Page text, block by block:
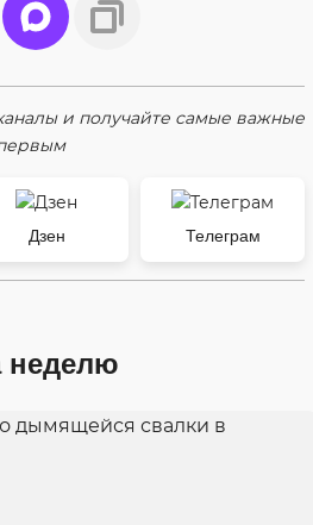
и получайте самые важные
Дзен Телеграм
неделю